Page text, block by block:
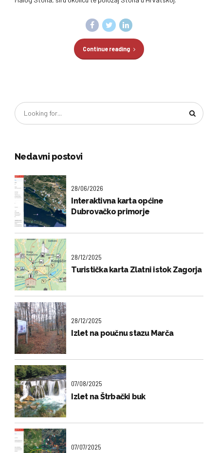
Continue reading
Nedavni postovi
28/06/2026
Interaktivna karta općine
Dubrovačko primorje
28/12/2025
Turistička karta Zlatni istok Zagorja
28/12/2025
Izlet na poučnu stazu Marča
07/08/2025
Izlet na Štrbački buk
07/07/2025